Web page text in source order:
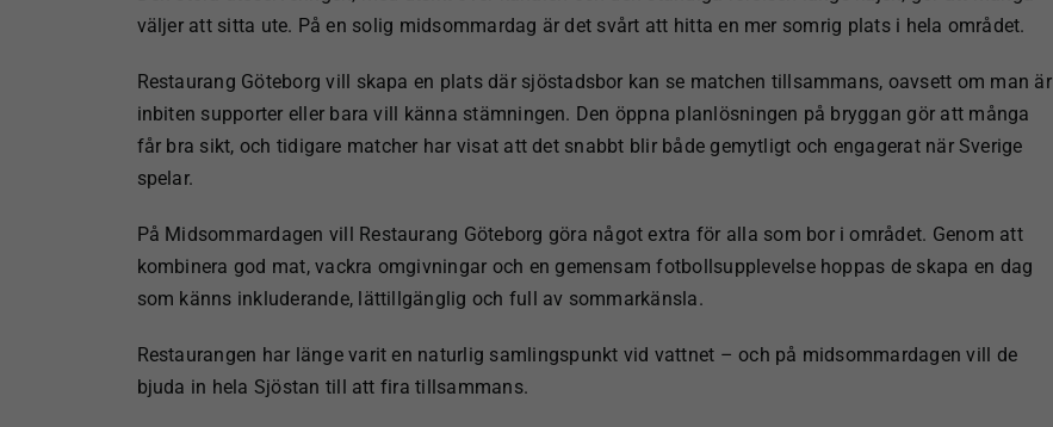
väljer att sitta ute. På en solig midsommardag är det svårt att hitta en mer somrig plats i hela området.
Restaurang Göteborg vill skapa en plats där sjöstadsbor kan se matchen tillsammans, oavsett om man är
inbiten supporter eller bara vill känna stämningen. Den öppna planlösningen på bryggan gör att många
får bra sikt, och tidigare matcher har visat att det snabbt blir både gemytligt och engagerat när Sverige
spelar.
På Midsommardagen vill Restaurang Göteborg göra något extra för alla som bor i området. Genom att
kombinera god mat, vackra omgivningar och en gemensam fotbollsupplevelse hoppas de skapa en dag
som känns inkluderande, lättillgänglig och full av sommarkänsla.
Restaurangen har länge varit en naturlig samlingspunkt vid vattnet – och på midsommardagen vill de
bjuda in hela Sjöstan till att fira tillsammans.